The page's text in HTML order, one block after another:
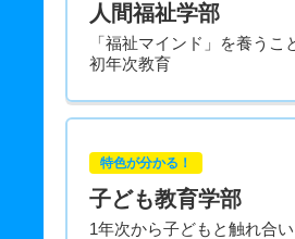
人間福祉学部
「福祉マインド」を養うこ
初年次教育
特色が分かる！
子ども教育学部
1年次から子どもと触れ合